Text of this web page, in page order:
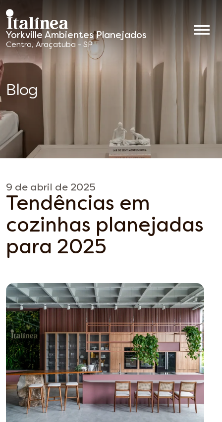
Yorkville Ambientes Planejados
Móveis
Planejados
Centro, Araçatuba - SP
Blog
9 de abril de 2025
Tendências em
cozinhas planejadas
para 2025